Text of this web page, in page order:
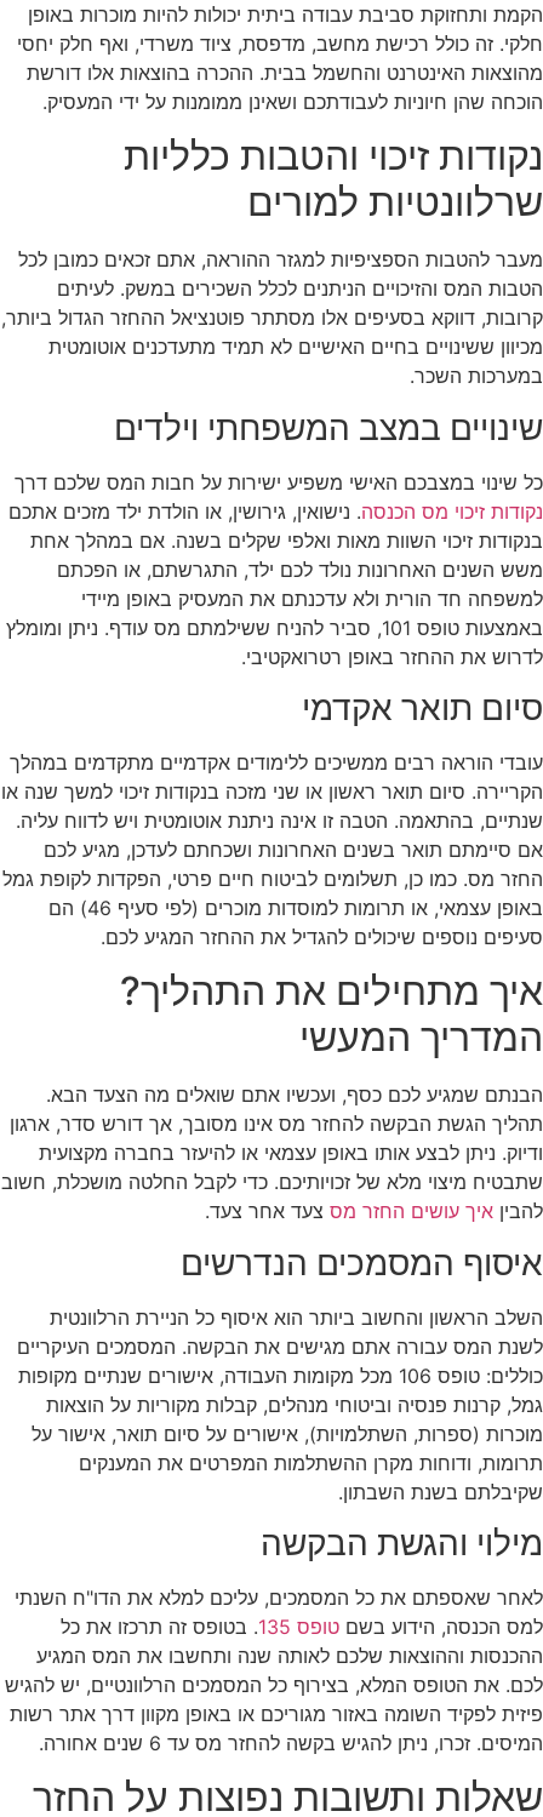
הקמת ותחזוקת סביבת עבודה ביתית יכולות להיות מוכרות באופן
חלקי. זה כולל רכישת מחשב, מדפסת, ציוד משרדי, ואף חלק יחסי
מהוצאות האינטרנט והחשמל בבית. ההכרה בהוצאות אלו דורשת
הוכחה שהן חיוניות לעבודתכם ושאינן ממומנות על ידי המעסיק.
נקודות זיכוי והטבות כלליות
שרלוונטיות למורים
מעבר להטבות הספציפיות למגזר ההוראה, אתם זכאים כמובן לכל
הטבות המס והזיכויים הניתנים לכלל השכירים במשק. לעיתים
קרובות, דווקא בסעיפים אלו מסתתר פוטנציאל ההחזר הגדול ביותר,
מכיוון ששינויים בחיים האישיים לא תמיד מתעדכנים אוטומטית
במערכות השכר.
שינויים במצב המשפחתי וילדים
כל שינוי במצבכם האישי משפיע ישירות על חבות המס שלכם דרך
נקודות זיכוי מס הכנסה. נישואין, גירושין, או הולדת ילד מזכים אתכם
בנקודות זיכוי השוות מאות ואלפי שקלים בשנה. אם במהלך אחת
משש השנים האחרונות נולד לכם ילד, התגרשתם, או הפכתם
למשפחה חד הורית ולא עדכנתם את המעסיק באופן מיידי
באמצעות טופס 101, סביר להניח ששילמתם מס עודף. ניתן ומומלץ
לדרוש את ההחזר באופן רטרואקטיבי.
סיום תואר אקדמי
עובדי הוראה רבים ממשיכים ללימודים אקדמיים מתקדמים במהלך
הקריירה. סיום תואר ראשון או שני מזכה בנקודות זיכוי למשך שנה או
שנתיים, בהתאמה. הטבה זו אינה ניתנת אוטומטית ויש לדווח עליה.
אם סיימתם תואר בשנים האחרונות ושכחתם לעדכן, מגיע לכם
החזר מס. כמו כן, תשלומים לביטוח חיים פרטי, הפקדות לקופת גמל
באופן עצמאי, או תרומות למוסדות מוכרים (לפי סעיף 46) הם
סעיפים נוספים שיכולים להגדיל את ההחזר המגיע לכם.
איך מתחילים את התהליך?
המדריך המעשי
הבנתם שמגיע לכם כסף, ועכשיו אתם שואלים מה הצעד הבא.
תהליך הגשת הבקשה להחזר מס אינו מסובך, אך דורש סדר, ארגון
ודיוק. ניתן לבצע אותו באופן עצמאי או להיעזר בחברה מקצועית
שתבטיח מיצוי מלא של זכויותיכם. כדי לקבל החלטה מושכלת, חשוב
להבין איך עושים החזר מס צעד אחר צעד.
איסוף המסמכים הנדרשים
השלב הראשון והחשוב ביותר הוא איסוף כל הניירת הרלוונטית
לשנת המס עבורה אתם מגישים את הבקשה. המסמכים העיקריים
כוללים: טופס 106 מכל מקומות העבודה, אישורים שנתיים מקופות
גמל, קרנות פנסיה וביטוחי מנהלים, קבלות מקוריות על הוצאות
מוכרות (ספרות, השתלמויות), אישורים על סיום תואר, אישור על
תרומות, ודוחות מקרן ההשתלמות המפרטים את המענקים
שקיבלתם בשנת השבתון.
מילוי והגשת הבקשה
לאחר שאספתם את כל המסמכים, עליכם למלא את הדו"ח השנתי
למס הכנסה, הידוע בשם טופס 135
. בטופס זה תרכזו את כל
ההכנסות וההוצאות שלכם לאותה שנה ותחשבו את המס המגיע
לכם. את הטופס המלא, בצירוף כל המסמכים הרלוונטיים, יש להגיש
פיזית לפקיד השומה באזור מגוריכם או באופן מקוון דרך אתר רשות
המיסים. זכרו, ניתן להגיש בקשה להחזר מס עד 6 שנים אחורה.
שאלות ותשובות נפוצות על החזר